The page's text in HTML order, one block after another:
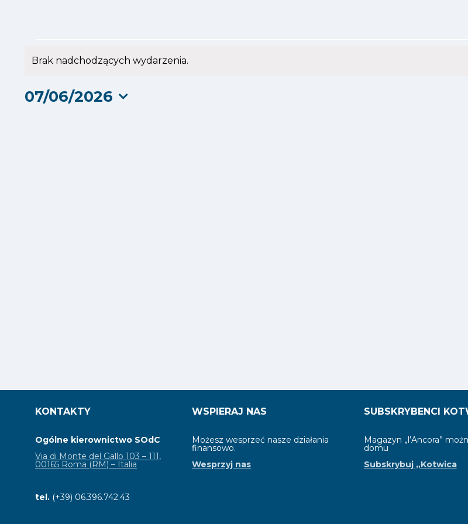
Wydarzenia
7
Brak nadchodzących wydarzenia.
07/06/2026
KONTAKTY
Ogólne kierownictwo SOdC
Via di Monte del Gallo 103 – 111,
00165 Roma (RM) – Italia
tel. (+39) 06.396.742.43
WSPIERAJ NAS
Możesz wesprzeć nasze działania
finansowo.
Wesprzyj nas
SUBSKRYBENCI
Magazyn „l’Ancora”
domu
Subskrybuj „Kotwica